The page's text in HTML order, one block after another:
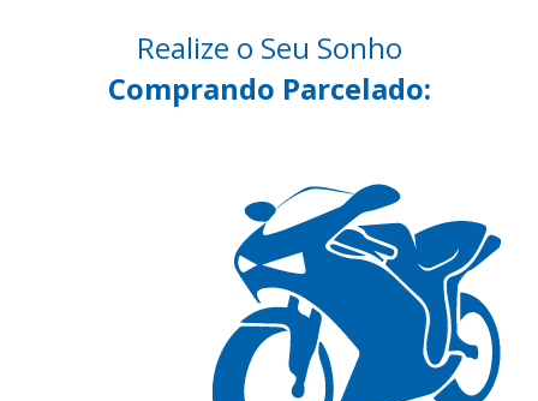
Realize o Seu Sonho
Comprando Parcelado: